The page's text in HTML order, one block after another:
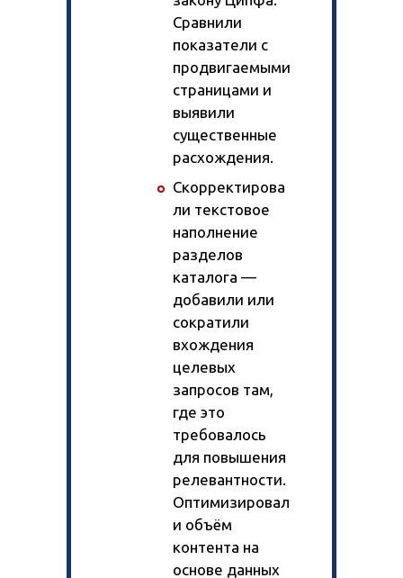
Сравнили
показатели с
продвигаемыми
страницами и
выявили
существенные
расхождения.
Скорректирова
ли текстовое
наполнение
разделов
каталога —
добавили или
сократили
вхождения
целевых
запросов там,
где это
требовалось
для повышения
релевантности.
Оптимизировал
и объём
контента на
основе данных